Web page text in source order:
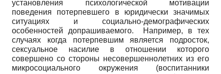
установления психологической мотивации
поведения потерпевшего в юридически значимых
ситуациях и социально-демографических
особенностей допрашиваемого. Например, в тех
случаях когда потерпевшим является подросток,
сексуальное насилие в отношении которого
совершено со стороны несовершеннолетних из его
микросоциального окружения (воспитанники